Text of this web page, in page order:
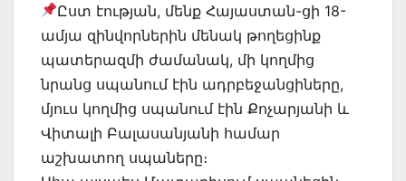
Ըստ էության, մենք Հայաստան-ցի 18-
ամյա զինվորներին մենակ թողեցինք
պատերազմի ժամանակ, մի կողմից
նրանց սպանում էին ադրբեջանցիները,
մյուս կողմից սպանում էին Քոչարյանի և
Վիտալի Բալասանյանի համար
աշխատող սպաները։